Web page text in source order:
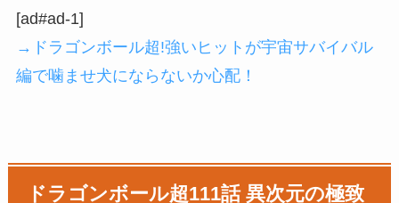
[ad#ad-1]
→ドラゴンボール超!強いヒットが宇宙サバイバル
編で噛ませ犬にならないか心配！
ドラゴンボール超111話 異次元の極致